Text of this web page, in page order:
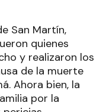
San Martín,
quienes
y realizaron los
de la muerte
Ahora bien, la
por la